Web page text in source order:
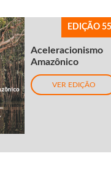
EDIÇÃO
Aceleracionismo
Amazônico
VER EDIÇÃO